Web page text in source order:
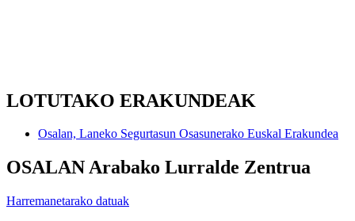
LOTUTAKO ERAKUNDEAK
Osalan, Laneko Segurtasun Osasunerako Euskal Erakundea
OSALAN Arabako Lurralde Zentrua
Harremanetarako datuak